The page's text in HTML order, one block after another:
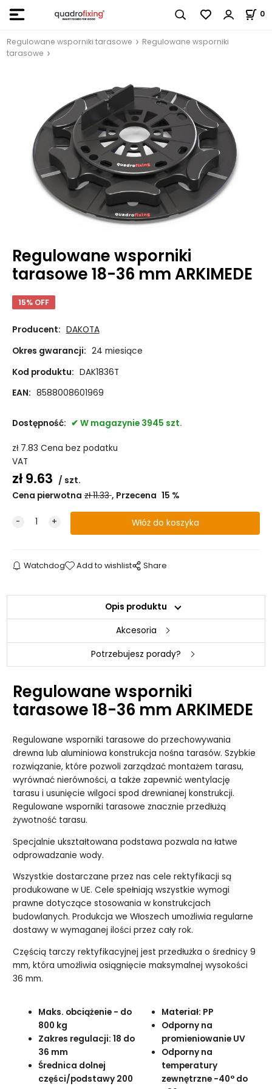
0
Regulowane wsporniki tarasowe
Regulowane wsporniki
tarasowe
Regulowane wsporniki
tarasowe 18-36 mm ARKIMEDE
15% OFF
Producent: DAKOTA
Okres gwarancji: 24 miesiące
Kod produktu: DAK1836T
EAN: 8588008601969
Dostępność: W magazynie 3945 szt.
zł 7.83 Cena bez podatku
VAT
zł9.63
szt.
Cena pierwotna zł11.33 Przecena 15 %
Watchdog Add to wishlist Share
Opis produktu
Akcesoria
Potrzebujesz porady?
Regulowane wsporniki
tarasowe 18-36 mm ARKIMEDE
Regulowane wsporniki tarasowe do przechowywania
drewna lub aluminiowa konstrukcja nośna tarasów. Szybkie
rozwiązanie, które pozwoli zarządzać montażem tarasu,
wyrównać nierówności, a także zapewnić wentylację
tarasu i usunięcie wilgoci spod drewnianej konstrukcji.
Regulowane wsporniki tarasowe znacznie przedłużą
żywotność tarasu.
Specjalnie ukształtowana podstawa pozwala na łatwe
odprowadzanie wody.
Wszystkie dostarczane przez nas cele rektyfikacji są
produkowane w UE. Cele spełniają wszystkie wymogi
prawne dotyczące stosowania w konstrukcjach
budowlanych. Produkcja we Włoszech umożliwia regularne
dostawy w wymaganej ilości przez cały rok.
Częścią tarczy rektyfikacyjnej jest przedłużka o średnicy 9
mm, która umożliwia osiągnięcie maksymalnej wysokości
36 mm.
Maks. obciążenie - do
800 kg
Zakres regulacji: 18 do
36 mm
Średnica dolnej
części/podstawy 200
Materiał: PP
Odporny na
promieniowanie UV
Odporny na
temperatury
zewnętrzne -40° do